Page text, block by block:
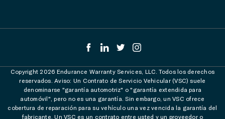
Copyright 2026 Endurance Warranty Services, LLC. Todos los derechos
reservados. Aviso: Un Contrato de Servicio Vehicular (VSC) suele
denominarse "garantía automotriz" o "garantía extendida para
automóvil", pero no es una garantía. Sin embargo, un VSC ofrece
cobertura de reparación para su vehículo una vez vencida la garantía del
fabricante. Un VSC es un contrato entre usted y un proveedor o